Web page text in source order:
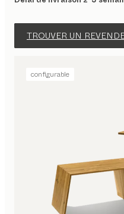
TROUVER UN
configurable